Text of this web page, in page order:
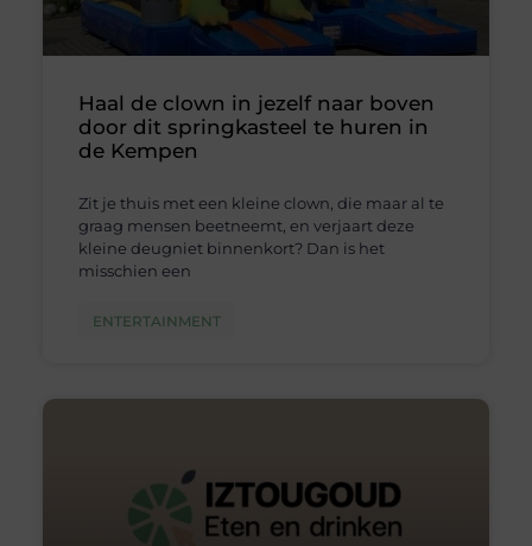
Haal de clown in jezelf naar boven
door dit springkasteel te huren in
de Kempen
Zit je thuis met een kleine clown, die maar al te
graag mensen beetneemt, en verjaart deze
kleine deugniet binnenkort? Dan is het
misschien een
ENTERTAINMENT